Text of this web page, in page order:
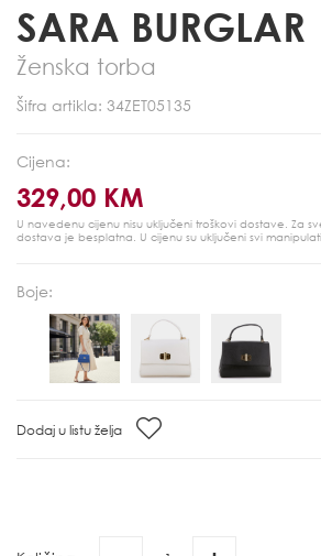
SARA BURGLAR
Ženska torba
Šifra artikla: 34ZET05135
Cijena:
329,00 KM
U navedenu cijenu nisu uključeni troškovi dostave. Za
dostava je besplatna. U cijenu su uključeni svi
Boje:
Dodaj u listu želja